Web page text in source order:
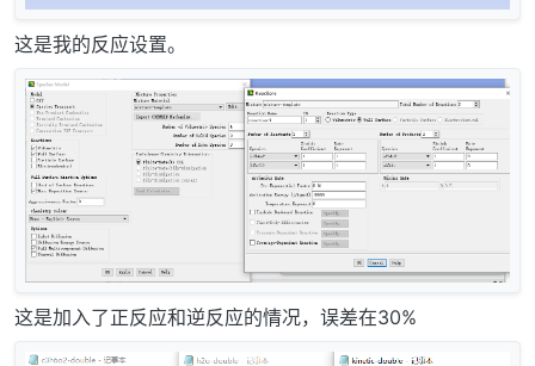
这是我的反应设置。
这是加入了正反应和逆反应的情况，误差在30%